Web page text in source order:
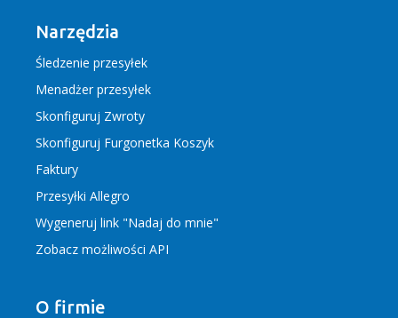
Narzędzia
Śledzenie przesyłek
Menadżer przesyłek
Skonfiguruj Zwroty
Skonfiguruj Furgonetka Koszyk
Faktury
Przesyłki Allegro
Wygeneruj link "Nadaj do mnie"
Zobacz możliwości API
O firmie